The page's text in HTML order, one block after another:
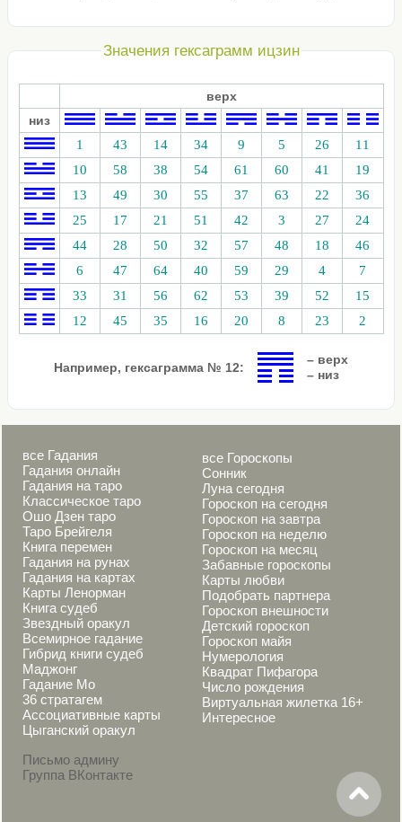
Значения гексаграмм ицзин
верх
низ
1
43 14 34 9 5 26
11
10
58 38 54 61 60 41
19
13
49 30 55 37 63 22
36
25
17 21 51 42 3 27
24
44
28 50 32 57 48 18
46
6
47 64 40 59 29 4
7
33
31 56 62 53 39 52
15
12
45 35 16 20 8 23 2
Например, гексаграмма № 12:
– верх
– низ
все Гадания
Гадания онлайн
Гадания на таро
Классическое таро
Ошо Дзен таро
Таро Брейгеля
Книга перемен
Гадания на рунах
Гадания на картах
Карты Ленорман
Книга судеб
Звездный оракул
Всемирное гадание
Гибрид книги судеб
Маджонг
Гадание Мо
36 стратагем
Ассоциативные карты
Цыганский оракул
Письмо админу
Группа ВКонтакте
все Гороскопы
Сонник
Луна сегодня
Гороскоп на сегодня
Гороскоп на завтра
Гороскоп на неделю
Гороскоп на месяц
Забавные гороскопы
Карты любви
Подобрать партнера
Гороскоп внешности
Детский гороскоп
Гороскоп майя
Нумерология
Квадрат Пифагора
Число рождения
Виртуальная жилетка 16+
Интересное